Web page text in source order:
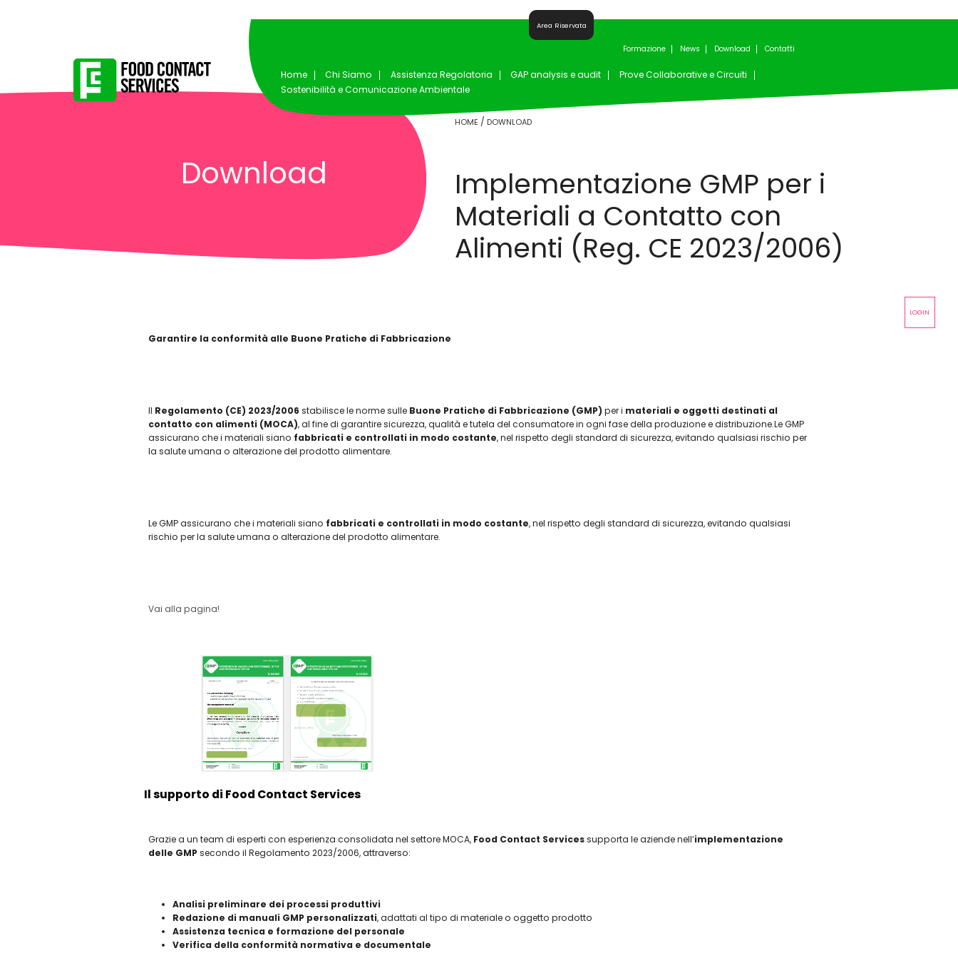
Area Riservata
Formazione News Download Contatti
Home Chi Siamo Assistenza Regolatoria GAP analysis e audit
Prove Collaborative e Circuiti
Sostenibilità e Comunicazione Ambientale
LOGIN
Download
HOME / DOWNLOAD
Implementazione GMP per i
Materiali a Contatto con
Alimenti (Reg. CE 2023/2006)
Garantire la conformità alle Buone Pratiche di Fabbricazione
Il Regolamento (CE) 2023/2006 stabilisce le norme sulle Buone Pratiche di Fabbricazione (GMP) per i materiali e oggetti destinati al
contatto con alimenti (MOCA), al fine di garantire sicurezza, qualità e tutela del consumatore in ogni fase della produzione e distribuzione.Le GMP
assicurano che i materiali siano fabbricati e controllati in modo costante, nel rispetto degli standard di sicurezza, evitando qualsiasi rischio per
la salute umana o alterazione del prodotto alimentare.
Le GMP assicurano che i materiali siano fabbricati e controllati in modo costante, nel rispetto degli standard di sicurezza, evitando qualsiasi
rischio per la salute umana o alterazione del prodotto alimentare.
Vai alla pagina!
Il supporto di Food Contact Services
Grazie a un team di esperti con esperienza consolidata nel settore MOCA, Food Contact Servicessupporta le aziende nell’implementazione
delle GMP secondo il Regolamento 2023/2006, attraverso:
Analisi preliminare dei processi produttivi
Redazione di manuali GMP personalizzati, adattati al tipo di materiale o oggetto prodotto
Assistenza tecnica e formazione del personale
Verifica della conformità normativa e documentale